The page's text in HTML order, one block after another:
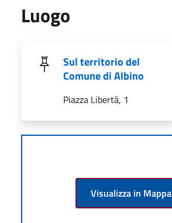
Luogo
Sul territorio del
Comune di Albino
Piazza Libertà, 1
Visualizza in Mappa